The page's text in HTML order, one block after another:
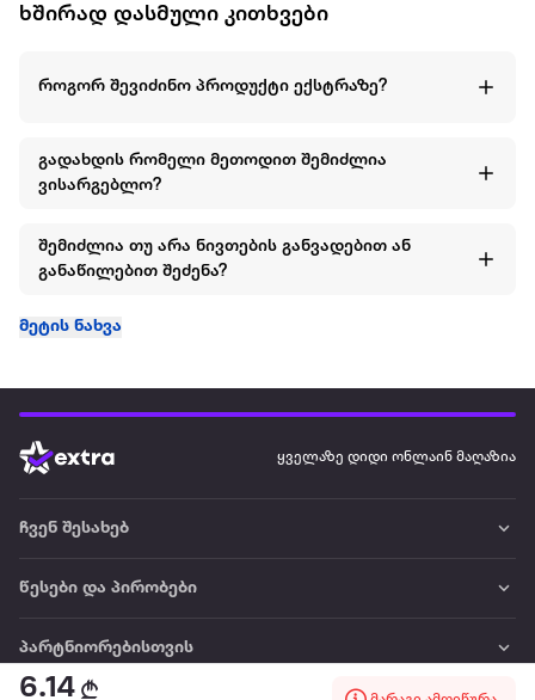
6.14
ხშირად დასმული კითხვები
როგორ შევიძინო პროდუქტი ექსტრაზე?
გადახდის რომელი მეთოდით შემიძლია
ვისარგებლო?
შემიძლია თუ არა ნივთების განვადებით ან
განაწილებით შეძენა?
მეტის ნახვა
ყველაზე დიდი ონლაინ მაღაზია
ჩვენ შესახებ
წესები და პირობები
პარტნიორებისთვის